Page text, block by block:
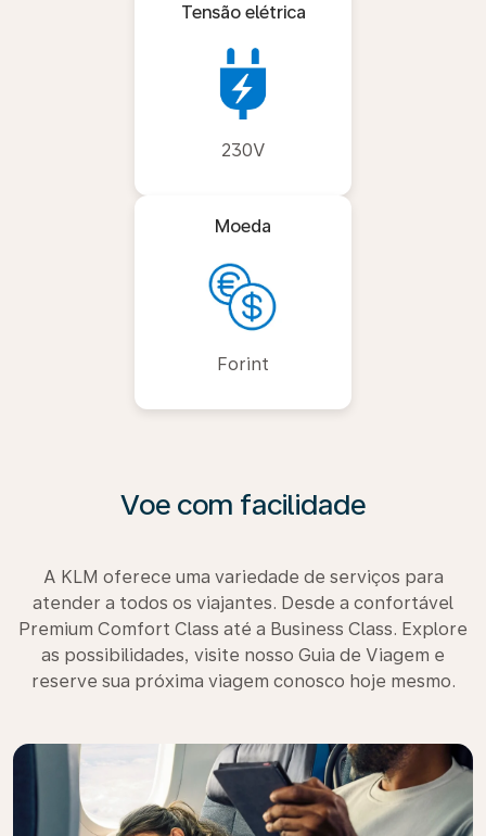
Tensão elétrica
230V
Moeda
Forint
Voe com facilidade
A KLM oferece uma variedade de serviços para
atender a todos os viajantes. Desde a confortável
Premium Comfort Class até a Business Class. Explore
as possibilidades, visite nosso Guia de Viagem e
reserve sua próxima viagem conosco hoje mesmo.